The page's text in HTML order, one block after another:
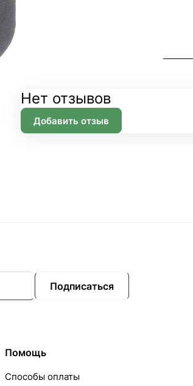
Нет отзывов
Добавить отзыв
Подписаться
Помощь
Способы оплаты